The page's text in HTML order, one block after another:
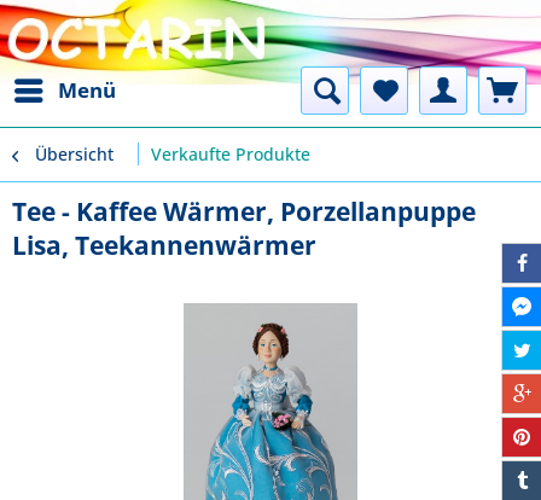
Menü
Übersicht Verkaufte Produkte
Tee - Kaffee Wärmer, Porzellanpuppe
Lisa, Teekannenwärmer